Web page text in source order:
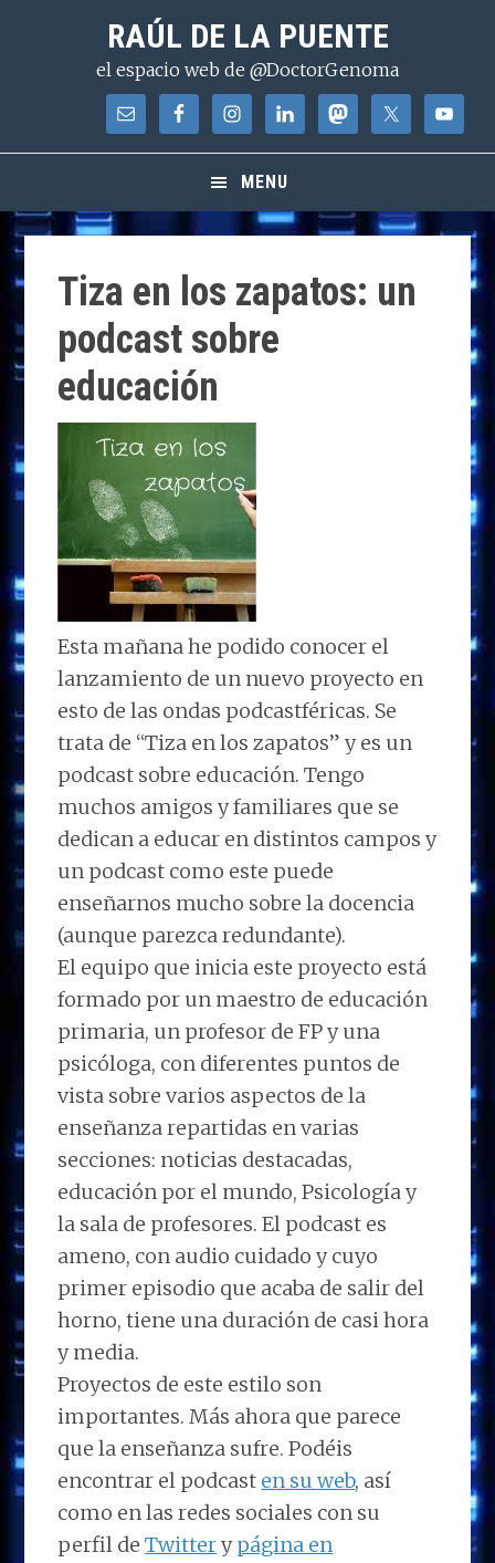
contenido
RAÚL DE LA PUENTE
el espacio web de @DoctorGenoma
MENU
Tiza en los zapatos: un
podcast sobre
educación
Esta mañana he podido conocer el
lanzamiento de un nuevo proyecto en
esto de las ondas podcastféricas. Se
trata de “Tiza en los zapatos” y es un
podcast sobre educación. Tengo
muchos amigos y familiares que se
dedican a educar en distintos campos y
un podcast como este puede
enseñarnos mucho sobre la docencia
(aunque parezca redundante).
El equipo que inicia este proyecto está
formado por un maestro de educación
primaria, un profesor de FP y una
psicóloga, con diferentes puntos de
vista sobre varios aspectos de la
enseñanza repartidas en varias
secciones: noticias destacadas,
educación por el mundo, Psicología y
la sala de profesores. El podcast es
ameno, con audio cuidado y cuyo
primer episodio que acaba de salir del
horno, tiene una duración de casi hora
y media.
Proyectos de este estilo son
importantes. Más ahora que parece
que la enseñanza sufre. Podéis
encontrar el podcast en su web, así
como en las redes sociales con su
perfil deTwitterypágina en